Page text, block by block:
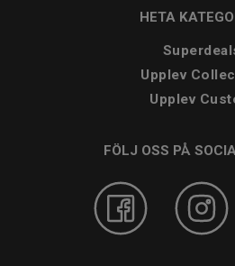
HETA
Upplev
Upplev
FÖLJ OSS PÅ